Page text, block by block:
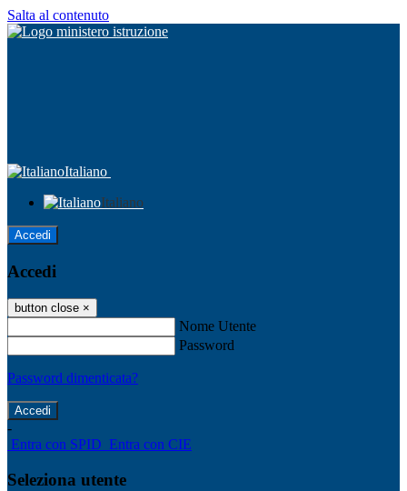
Salta al contenuto
Italiano
Italiano
Accedi
Accedi
button close ×
Nome Utente
Password
Password dimenticata?
-
Entra con SPID Entra con CIE
Seleziona utente